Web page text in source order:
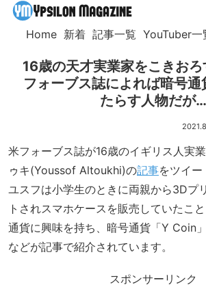
Home 新着 記事一覧 YouTuber一
16歳の天才実業家をこきお
フォーブス誌によれば暗号通
たらす人物だが…
米フォーブス誌が16歳のイギリス人実
ゥキ(Youssof Altoukhi)の記事をツイー
ユスフは小学生のときに両親から3Dプ
トされスマホケースを販売していたこ
通貨に興味を持ち、暗号通貨「Y Coin
などが記事で紹介されています。
スポンサーリンク